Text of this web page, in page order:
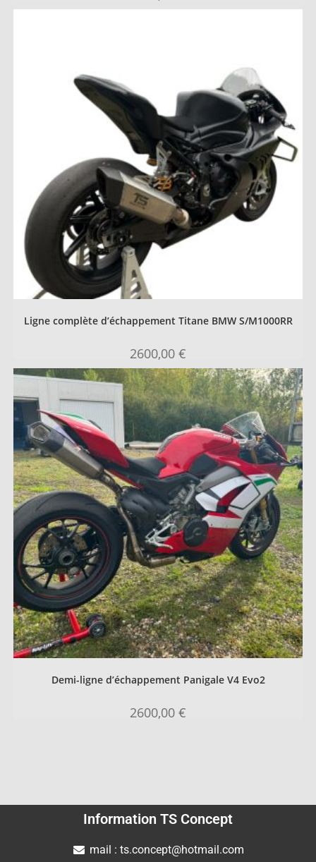
Ligne complète d’échappement Titane BMW S/M1000RR
2600,00 €
Demi-ligne d’échappement Panigale V4 Evo2
2600,00 €
Information TS Concept
mail : ts.concept@hotmail.com